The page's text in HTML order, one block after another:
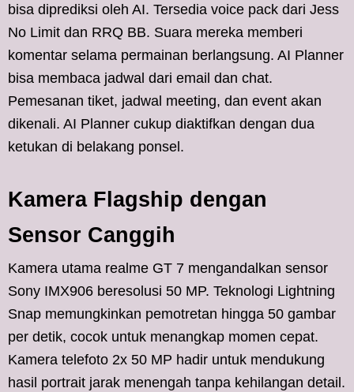
bisa diprediksi oleh AI. Tersedia voice pack dari Jess
No Limit dan RRQ BB. Suara mereka memberi
komentar selama permainan berlangsung. AI Planner
bisa membaca jadwal dari email dan chat.
Pemesanan tiket, jadwal meeting, dan event akan
dikenali. AI Planner cukup diaktifkan dengan dua
ketukan di belakang ponsel.
Kamera Flagship dengan
Sensor Canggih
Kamera utama realme GT 7 mengandalkan sensor
Sony IMX906 beresolusi 50 MP. Teknologi Lightning
Snap memungkinkan pemotretan hingga 50 gambar
per detik, cocok untuk menangkap momen cepat.
Kamera telefoto 2x 50 MP hadir untuk mendukung
hasil portrait jarak menengah tanpa kehilangan detail.